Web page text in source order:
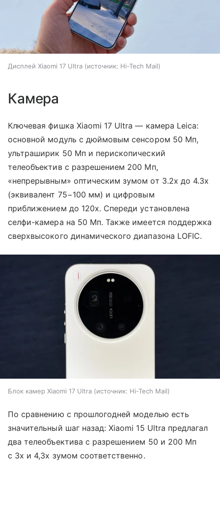
Дисплей Xiaomi 17 Ultra источник: Hi-Tech Mail
Камера
Ключевая фишка Xiaomi 17 Ultra — камера Leica:
основной модуль с дюймовым сенсором 50 Мп,
ультраширик 50 Мп и перископический
телеобъектив с разрешением 200 Мп,
«непрерывным» оптическим зумом от 3.2x до 4.3x
(эквивалент 75−100 мм) и цифровым
приближением до 120х. Спереди установлена
селфи-камера на 50 Мп. Также имеется поддержка
сверхвысокого динамического диапазона LOFIC.
Блок камер Xiaomi 17 Ultra источник: Hi-Tech Mail
По сравнению с прошлогодней моделью есть
значительный шаг назад: Xiaomi 15 Ultra предлагал
два телеобъектива с разрешением 50 и 200 Мп
с 3х и 4,3х зумом соответственно.